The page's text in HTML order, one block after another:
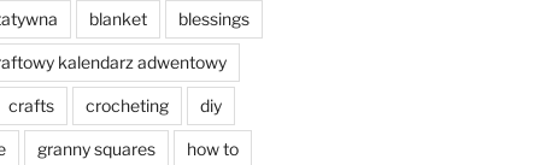
blanket blessings
kalendarz adwentowy
crafts crocheting diy
granny squares how to